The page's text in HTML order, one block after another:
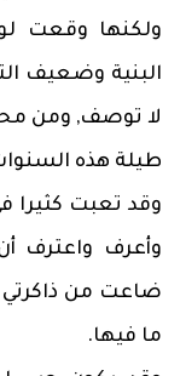
ولكنها وقعت
البنية وضعيف
لا توصف, ومن
طيلة هذه
وقد تعبت كثيرا
وأعرف واعترف
ضاعت من ذاكرتي
ما فيها.